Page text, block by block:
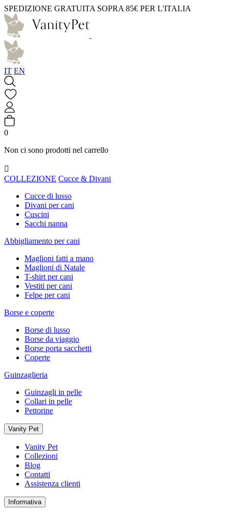
SPEDIZIONE GRATUITA SOPRA 85€ PER L'ITALIA
IT EN
0
Non ci sono prodotti nel carrello

COLLEZIONE Cucce & Divani
Cucce di lusso
Divani per cani
Cuscini
Sacchi nanna
Abbigliamento per cani
Maglioni fatti a mano
Maglioni di Natale
T-shirt per cani
Vestiti per cani
Felpe per cani
Borse e coperte
Borse di lusso
Borse da viaggio
Borse porta sacchetti
Coperte
Guinzaglieria
Guinzagli in pelle
Collari in pelle
Pettorine
Vanity Pet
Vanity Pet
Collezioni
Blog
Contatti
Assistenza clienti
Informativa